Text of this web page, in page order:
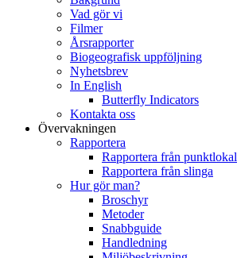
Vad gör vi
Filmer
Årsrapporter
Biogeografisk uppföljning
Nyhetsbrev
In English
Butterfly Indicators
Kontakta oss
Övervakningen
Rapportera
Rapportera från punktlokal
Rapportera från slinga
Hur gör man?
Broschyr
Metoder
Snabbguide
Handledning